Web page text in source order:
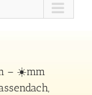
– ☀️mm